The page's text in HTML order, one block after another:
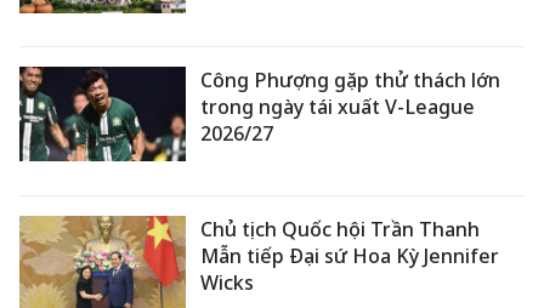
Công Phượng gặp thử thách lớn
trong ngày tái xuất V-League
2026/27
Chủ tịch Quốc hội Trần Thanh
Mẫn tiếp Đại sứ Hoa Kỳ Jennifer
Wicks